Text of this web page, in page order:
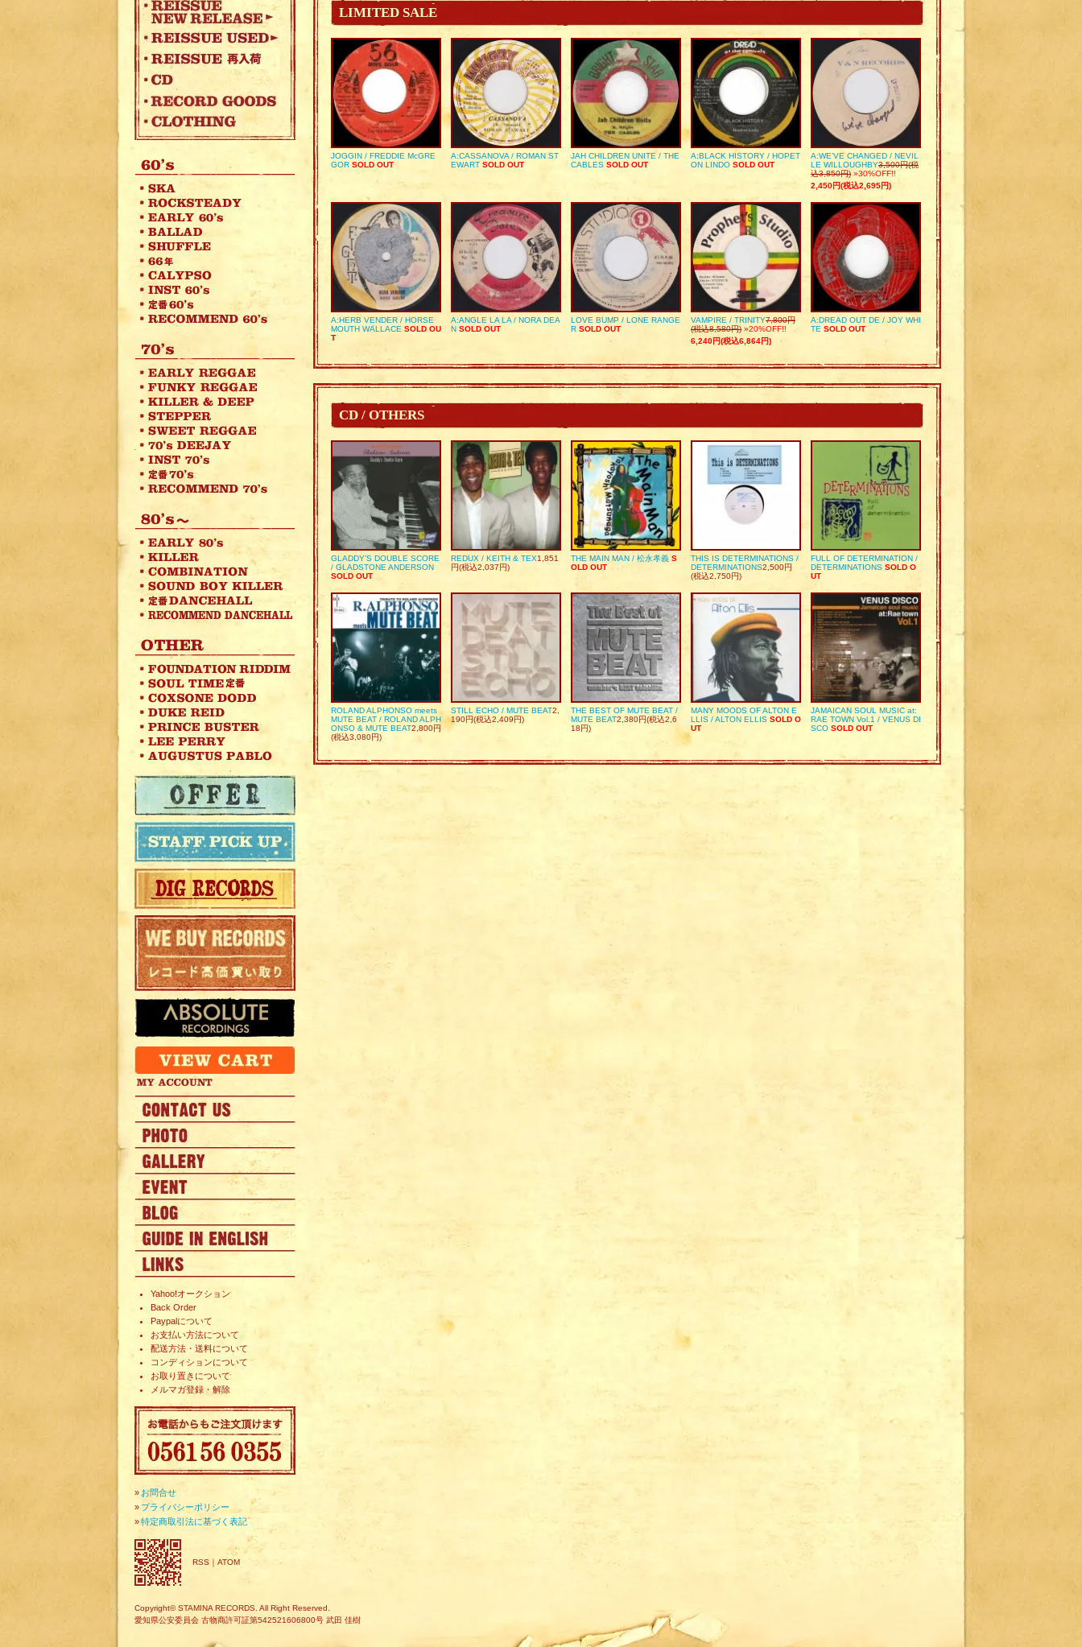
Yahoo!オークション
Back Order
Paypalについて
お支払い方法について
配送方法・送料について
コンディションについて
お取り置きについて
メルマガ登録・解除
» お問合せ
» プライバシーポリシー
»特定商取引法に基づく表記
RSS ｜ ATOM
LIMITED SALE
JOGGIN / FREDDIE McGRE
GOR SOLD OUT
A:CASSANOVA / ROMAN ST
EWART SOLD OUT
JAH CHILDREN UNITE / THE
CABLES SOLD OUT
A:BLACK HISTORY / HOPET
ON LINDO SOLD OUT
A:WE’VE CHANGED / NEVIL
LE WILLOUGHBY3,500円(税
込3,850円) »30%OFF!!
2,450円(税込2,695円)
A:HERB VENDER / HORSE
MOUTH WALLACE SOLD OU
T
A:ANGLE LA LA / NORA DEA
N SOLD OUT
LOVE BUMP / LONE RANGE
R SOLD OUT
VAMPIRE / TRINITY7,800円
(税込8,580円) »20%OFF!!
6,240円(税込6,864円)
A:DREAD OUT DE / JOY WHI
TE SOLD OUT
CD / OTHERS
GLADDY’S DOUBLE SCORE
/ GLADSTONE ANDERSON
SOLD OUT
REDUX / KEITH & TEX1,851
円(税込2,037円)
THE MAIN MAN / 松永孝義 S
OLD OUT
THIS IS DETERMINATIONS /
DETERMINATIONS2,500円
(税込2,750円)
FULL OF DETERMINATION /
DETERMINATIONS SOLD O
UT
ROLAND ALPHONSO meets
MUTE BEAT / ROLAND ALPH
ONSO & MUTE BEAT2,800円
(税込3,080円)
STILL ECHO / MUTE BEAT2,
190円(税込2,409円)
THE BEST OF MUTE BEAT /
MUTE BEAT2,380円(税込2,6
18円)
MANY MOODS OF ALTON E
LLIS / ALTON ELLIS SOLD O
UT
JAMAICAN SOUL MUSIC at:
RAE TOWN Vol.1 / VENUS DI
SCO SOLD OUT
Copyright© STAMINA RECORDS. All Right Reserved.
愛知県公安委員会 古物商許可証第542521606800号 武田 佳樹